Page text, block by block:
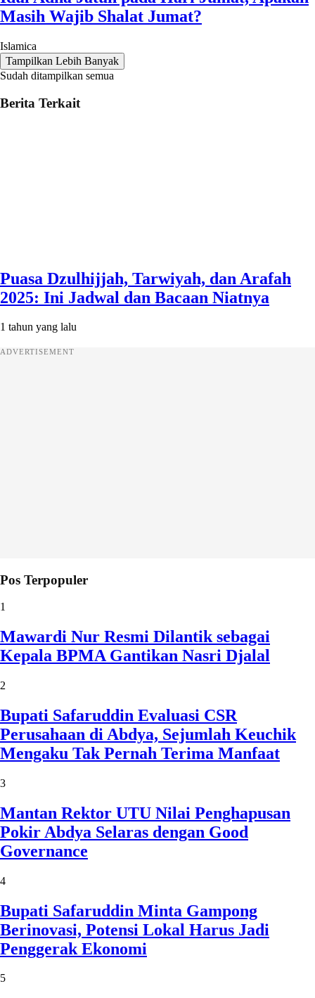
Masih Wajib Shalat Jumat?
Islamica
Tampilkan Lebih Banyak
Sudah ditampilkan semua
Berita Terkait
Puasa Dzulhijjah, Tarwiyah, dan Arafah
2025: Ini Jadwal dan Bacaan Niatnya
1 tahun yang lalu
ADVERTISEMENT
Pos Terpopuler
1
Mawardi Nur Resmi Dilantik sebagai
Kepala BPMA Gantikan Nasri Djalal
2
Bupati Safaruddin Evaluasi CSR
Perusahaan di Abdya, Sejumlah Keuchik
Mengaku Tak Pernah Terima Manfaat
3
Mantan Rektor UTU Nilai Penghapusan
Pokir Abdya Selaras dengan Good
Governance
4
Bupati Safaruddin Minta Gampong
Berinovasi, Potensi Lokal Harus Jadi
Penggerak Ekonomi
5